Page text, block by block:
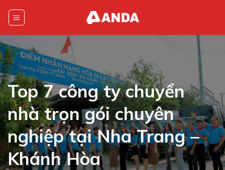
Top 7 công ty chuyển
nhà trọn gói chuyên
nghiệp tại Nha Trang –
Khánh Hòa